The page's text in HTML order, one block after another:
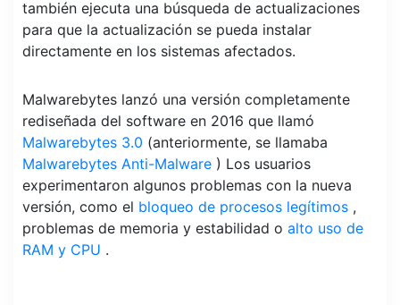
también ejecuta una búsqueda de actualizaciones
para que la actualización se pueda instalar
directamente en los sistemas afectados.
Malwarebytes lanzó una versión completamente
rediseñada del software en 2016 que llamó
Malwarebytes 3.0 (anteriormente, se llamaba
Malwarebytes Anti-Malware ) Los usuarios
experimentaron algunos problemas con la nueva
versión, como el bloqueo de procesos legítimos ,
problemas de memoria y estabilidad o alto uso de
RAM y CPU .